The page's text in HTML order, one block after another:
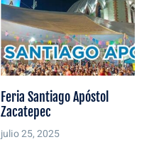
Feria Santiago Apóstol
Zacatepec
julio 25, 2025